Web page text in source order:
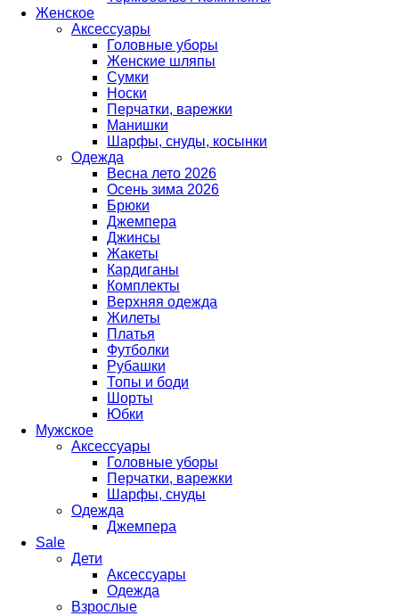
Женское
Аксессуары
Головные уборы
Женские шляпы
Сумки
Носки
Перчатки, варежки
Манишки
Шарфы, снуды, косынки
Одежда
Весна лето 2026
Осень зима 2026
Брюки
Джемпера
Джинсы
Жакеты
Кардиганы
Комплекты
Верхняя одежда
Жилеты
Платья
Футболки
Рубашки
Топы и боди
Шорты
Юбки
Мужское
Аксессуары
Головные уборы
Перчатки, варежки
Шарфы, снуды
Одежда
Джемпера
Sale
Дети
Аксессуары
Одежда
Взрослые